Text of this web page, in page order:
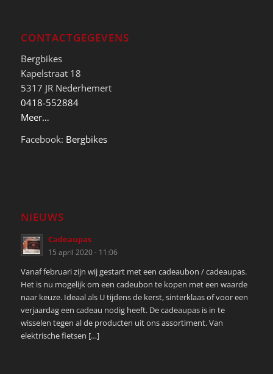
CONTACTGEGEVENS
Bergbikes
Kapelstraat 18
5317 JR Nederhemert
0418-552884
Meer…
Facebook: Bergbikes
NIEUWS
Cadeaupas
15 april 2020 - 11:06
Vanaf februari zijn wij gestart met een cadeaubon / cadeaupas.
Het is nu mogelijk om een cadeubon te kopen met een waarde
naar keuze. Ideaal als U tijdens de kerst, sinterklaas of voor een
verjaardag een cadeau nodig heeft. De cadeaupas is in te
wisselen tegen al de producten uit ons assortiment. Van
elektrische fietsen […]